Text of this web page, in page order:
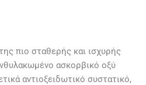
πιο σταθερής και ισχυρής
ασκορβικό οξύ
αντιοξειδωτικό συστατικό,